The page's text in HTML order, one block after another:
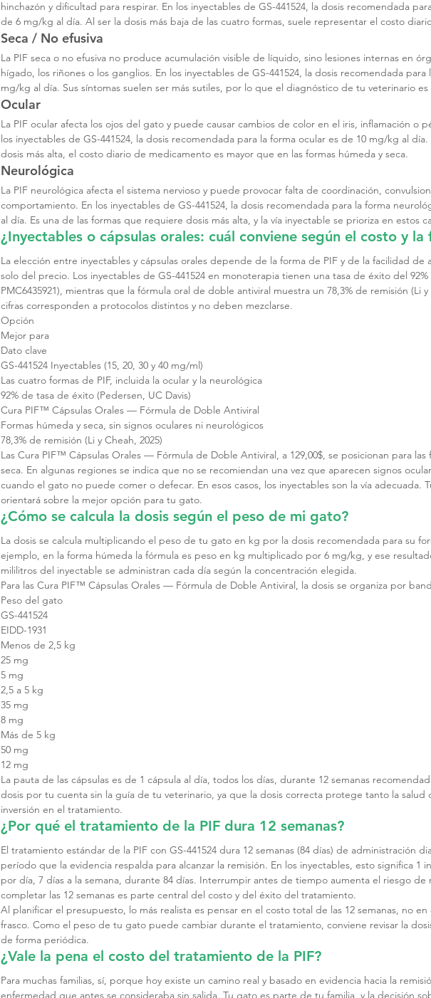
hinchazón y dificultad para respirar. En los inyectables de GS-441524, la dosis recomendada
de 6 mg/kg al día. Al ser la dosis más baja de las cuatro formas, suele representar el costo
Seca / No efusiva
La PIF seca o no efusiva no produce acumulación visible de líquido, sino lesiones internas en
hígado, los riñones o los ganglios. En los inyectables de GS-441524, la dosis recomendada para
mg/kg al día. Sus síntomas suelen ser más sutiles, por lo que el diagnóstico de tu veterinario
Ocular
La PIF ocular afecta los ojos del gato y puede causar cambios de color en el iris, inflamación o
los inyectables de GS-441524, la dosis recomendada para la forma ocular es de 10 mg/kg al
dosis más alta, el costo diario de medicamento es mayor que en las formas húmeda y seca.
Neurológica
La PIF neurológica afecta el sistema nervioso y puede provocar falta de coordinación,
comportamiento. En los inyectables de GS-441524, la dosis recomendada para la forma
al día. Es una de las formas que requiere dosis más alta, y la vía inyectable se prioriza en estos
¿Inyectables o cápsulas orales: cuál conviene según el costo y la
La elección entre inyectables y cápsulas orales depende de la forma de PIF y de la facilidad de
solo del precio. Los inyectables de GS-441524 en monoterapia tienen una tasa de éxito del 92%
PMC6435921), mientras que la fórmula oral de doble antiviral muestra un 78,3% de remisión (Li y
cifras corresponden a protocolos distintos y no deben mezclarse.
Opción
Mejor para
Dato clave
GS-441524 Inyectables (15, 20, 30 y 40 mg/ml)
Las cuatro formas de PIF, incluida la ocular y la neurológica
92% de tasa de éxito (Pedersen, UC Davis)
Cura PIF™ Cápsulas Orales — Fórmula de Doble Antiviral
Formas húmeda y seca, sin signos oculares ni neurológicos
78,3% de remisión (Li y Cheah, 2025)
Las Cura PIF™ Cápsulas Orales — Fórmula de Doble Antiviral, a 129,00$, se posicionan para las
seca. En algunas regiones se indica que no se recomiendan una vez que aparecen signos
cuando el gato no puede comer o defecar. En esos casos, los inyectables son la vía adecuada.
orientará sobre la mejor opción para tu gato.
¿Cómo se calcula la dosis según el peso de mi gato?
La dosis se calcula multiplicando el peso de tu gato en kg por la dosis recomendada para su
ejemplo, en la forma húmeda la fórmula es peso en kg multiplicado por 6 mg/kg, y ese
mililitros del inyectable se administran cada día según la concentración elegida.
Para las Cura PIF™ Cápsulas Orales — Fórmula de Doble Antiviral, la dosis se organiza por
Peso del gato
GS-441524
EIDD-1931
Menos de 2,5 kg
25 mg
5 mg
2,5 a 5 kg
35 mg
8 mg
Más de 5 kg
50 mg
12 mg
La pauta de las cápsulas es de 1 cápsula al día, todos los días, durante 12 semanas
dosis por tu cuenta sin la guía de tu veterinario, ya que la dosis correcta protege tanto la
inversión en el tratamiento.
¿Por qué el tratamiento de la PIF dura 12 semanas?
El tratamiento estándar de la PIF con GS-441524 dura 12 semanas (84 días) de administración
período que la evidencia respalda para alcanzar la remisión. En los inyectables, esto significa 1
por día, 7 días a la semana, durante 84 días. Interrumpir antes de tiempo aumenta el riesgo de
completar las 12 semanas es parte central del costo y del éxito del tratamiento.
Al planificar el presupuesto, lo más realista es pensar en el costo total de las 12 semanas, no
frasco. Como el peso de tu gato puede cambiar durante el tratamiento, conviene revisar la
de forma periódica.
¿Vale la pena el costo del tratamiento de la PIF?
Para muchas familias, sí, porque hoy existe un camino real y basado en evidencia hacia la